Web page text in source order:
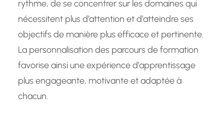
rythme, de se concentrer sur les domaines qui
nécessitent plus d’attention et d’atteindre ses
objectifs de manière plus efficace et pertinente.
La personnalisation des parcours de formation
favorise ainsi une expérience d’apprentissage
plus engageante, motivante et adaptée à
chacun.